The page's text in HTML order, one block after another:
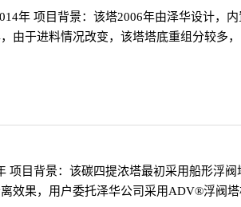
年 项目背景：该塔2006年由泽华设计，
由于进料情况改变，该塔塔底重组分较多
项目背景：该碳四提浓塔最初采用船形浮
效果，用户委托泽华公司采用ADV®浮阀